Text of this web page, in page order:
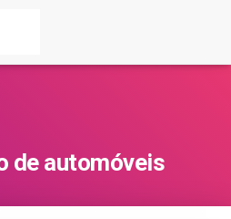
de automóveis